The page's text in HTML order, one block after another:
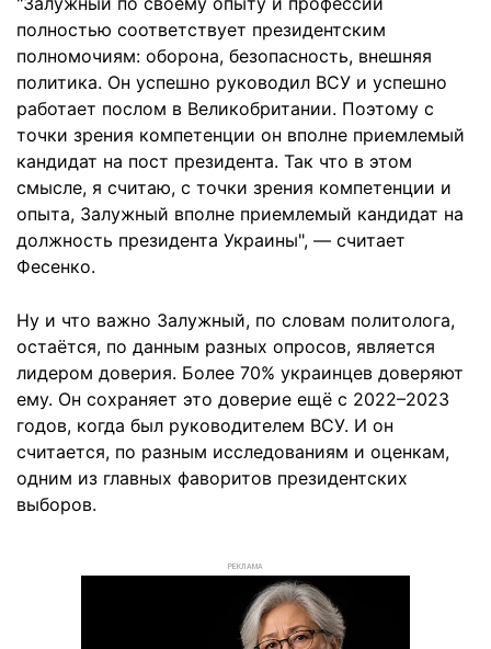
полностью соответствует президентским
полномочиям: оборона, безопасность, внешняя
политика. Он успешно руководил ВСУ и успешно
работает послом в Великобритании. Поэтому с
точки зрения компетенции он вполне приемлемый
кандидат на пост президента. Так что в этом
смысле, я считаю, с точки зрения компетенции и
опыта, Залужный вполне приемлемый кандидат на
должность президента Украины", — считает
Фесенко.
Ну и что важно Залужный, по словам политолога,
остаётся, по данным разных опросов, является
лидером доверия. Более 70% украинцев доверяют
ему. Он сохраняет это доверие ещё с 2022–2023
годов, когда был руководителем ВСУ. И он
считается, по разным исследованиям и оценкам,
одним из главных фаворитов президентских
выборов.
РЕКЛАМА